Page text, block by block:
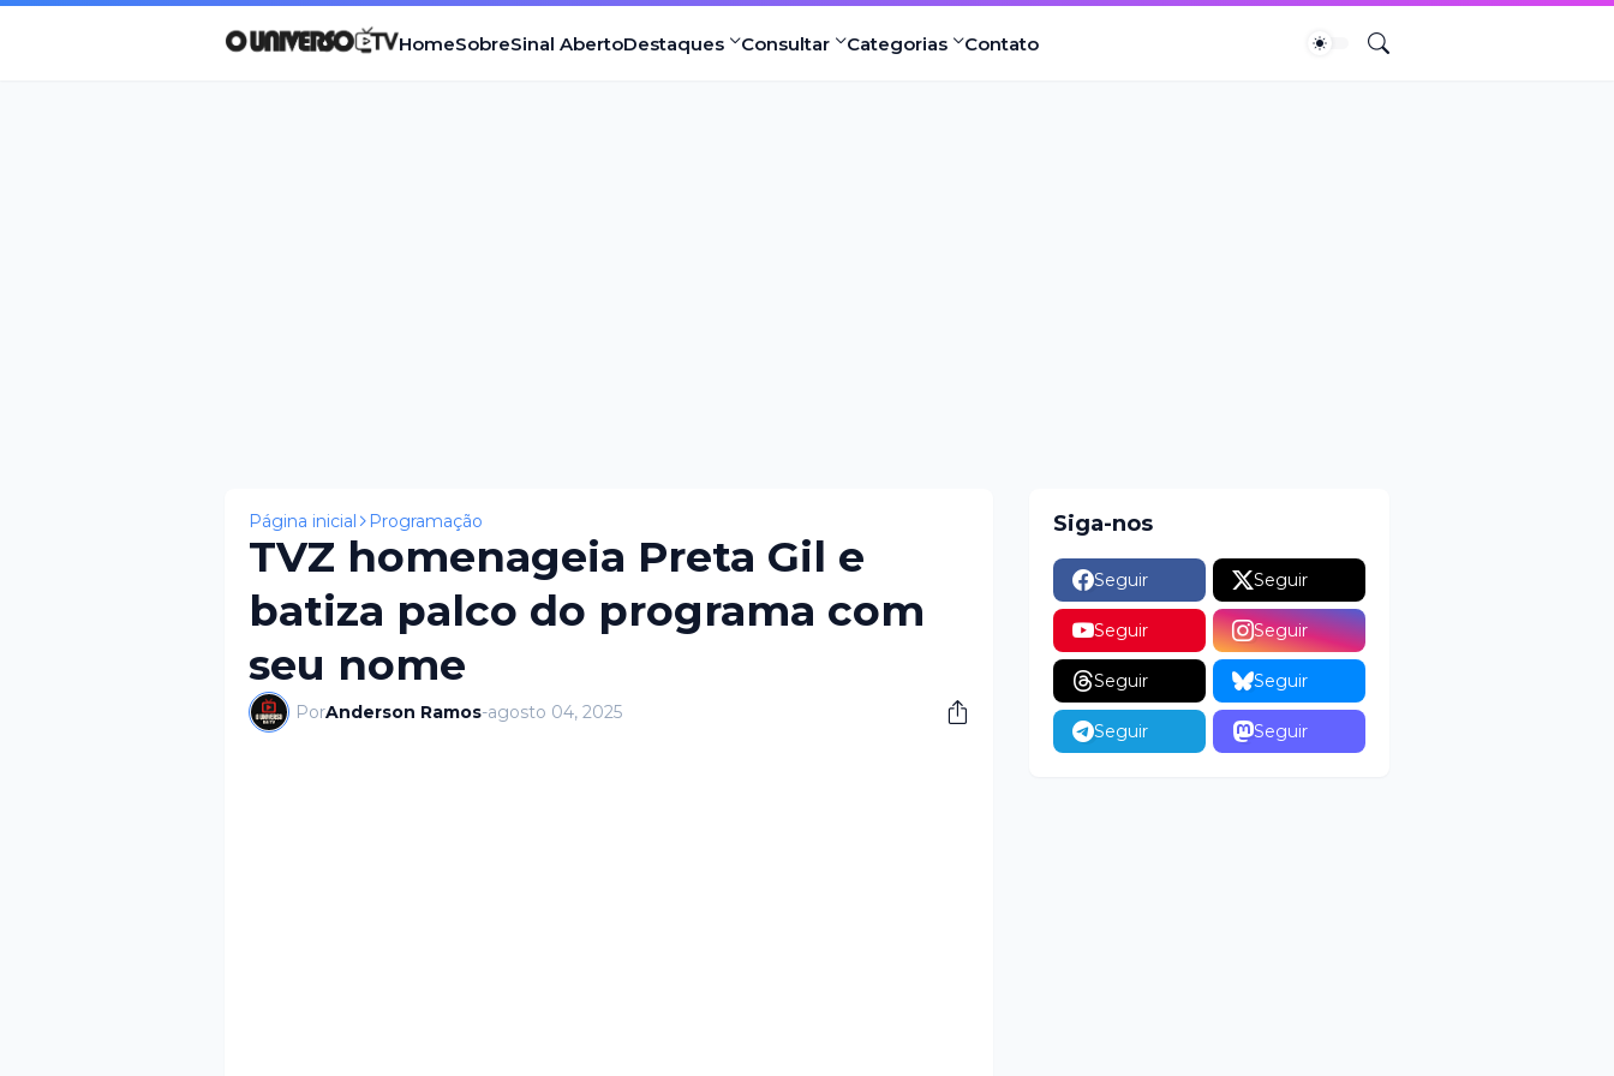
HomeSobreSinal AbertoDestaques Consultar Categorias Contato
Página inicial Programação
TVZ homenageia Preta Gil e
batiza palco do programa com
seu nome
PorAnderson Ramos-agosto 04, 2025
Siga-nos
Seguir Seguir
Seguir Seguir
Seguir Seguir
Seguir Seguir